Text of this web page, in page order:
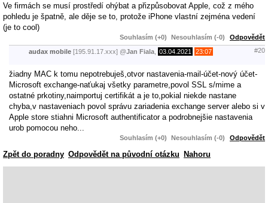
Ve firmách se musí prostředí ohýbat a přizpůsobovat Apple, což z mého
pohledu je špatně, ale děje se to, protože iPhone vlastní zejména vedení
(je to cool)
Souhlasím (+0) Nesouhlasím (-0) Odpovědět
audax mobile [195.91.17.xxx] @Jan Fiala 03.04.2021 23:07 #20
žiadny MAC k tomu nepotrebuješ,otvor nastavenia-mail-účet-nový účet-
Microsoft exchange-naťukaj všetky parametre,povol SSL s/mime a
ostatné prkotiny,naimportuj certifikát a je to,pokial niekde nastane
chyba,v nastaveniach povol správu zariadenia exchange server alebo si v
Apple store stiahni Microsoft authentificator a podrobnejšie nastavenia
urob pomocou neho...
Souhlasím (+0) Nesouhlasím (-0) Odpovědět
Zpět do poradny Odpovědět na původní otázku Nahoru